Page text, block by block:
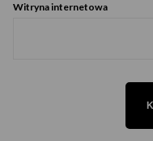
Witryna internetowa